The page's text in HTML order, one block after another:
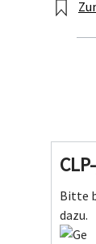
Bitte
dazu.